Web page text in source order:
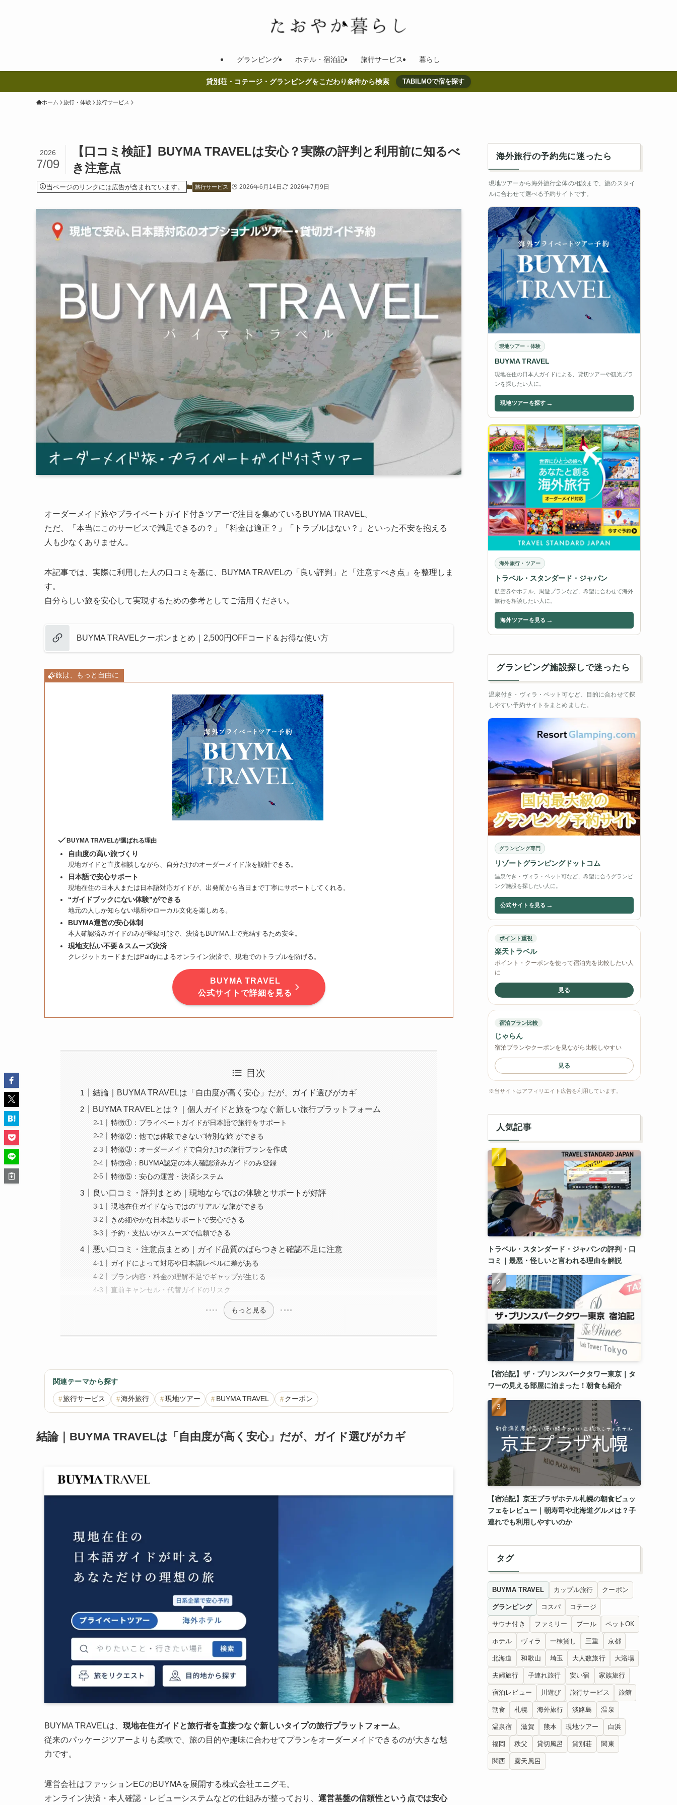
グランピング ホテル・宿泊記 旅行サービス 暮らし
貸別荘・コテージ・グランピングをこだわり条件から検索 TABILMOで宿を探す
ホーム 旅行・体験 旅行サービス
【口コミ検証】BUYMA TRAVELは安心？実際の評判と利用前に知るべ
き注意点
2026
7/09
当ページのリンクには広告が含まれています。 旅行サービス 2026年6月14日 2026年7月9日
オーダーメイド旅やプライベートガイド付きツアーで注目を集めているBUYMA TRAVEL。
ただ、「本当にこのサービスで満足できるの？」「料金は適正？」「トラブルはない？」といった不安を抱える
人も少なくありません。
本記事では、実際に利用した人の口コミを基に、BUYMA TRAVELの「良い評判」と「注意すべき点」を整理しま
す。
自分らしい旅を安心して実現するための参考としてご活用ください。
BUYMA TRAVELクーポンまとめ｜2,500円OFFコード＆お得な使い方
旅は、もっと自由に
BUYMA TRAVELが選ばれる理由
自由度の高い旅づくり
現地ガイドと直接相談しながら、自分だけのオーダーメイド旅を設計できる。
日本語で安心サポート
現地在住の日本人または日本語対応ガイドが、出発前から当日まで丁寧にサポートしてくれる。
“ガイドブックにない体験”ができる
地元の人しか知らない場所やローカル文化を楽しめる。
BUYMA運営の安心体制
本人確認済みガイドのみが登録可能で、決済もBUYMA上で完結するため安全。
現地支払い不要＆スムーズ決済
クレジットカードまたはPaidyによるオンライン決済で、現地でのトラブルを防げる。
BUYMA TRAVEL
公式サイトで詳細を見る
目次
結論｜BUYMA TRAVELは「自由度が高く安心」だが、ガイド選びがカギ
BUYMA TRAVELとは？｜個人ガイドと旅をつなぐ新しい旅行プラットフォーム
特徴①：プライベートガイドが日本語で旅行をサポート
特徴②：他では体験できない“特別な旅”ができる
特徴③：オーダーメイドで自分だけの旅行プランを作成
特徴④：BUYMA認定の本人確認済みガイドのみ登録
特徴⑤：安心の運営・決済システム
良い口コミ・評判まとめ｜現地ならではの体験とサポートが好評
現地在住ガイドならではの“リアル”な旅ができる
きめ細やかな日本語サポートで安心できる
予約・支払いがスムーズで信頼できる
悪い口コミ・注意点まとめ｜ガイド品質のばらつきと確認不足に注意
ガイドによって対応や日本語レベルに差がある
プラン内容・料金の理解不足でギャップが生じる
直前キャンセル・代替ガイドのリスク
もっと見る
関連テーマから探す
旅行サービス 海外旅行 現地ツアー BUYMA TRAVEL クーポン
結論｜BUYMA TRAVELは「自由度が高く安心」だが、ガイド選びがカギ
BUYMA TRAVELは、 現地在住ガイドと旅行者を直接つなぐ新しいタイプの旅行プラットフォーム。
従来のパッケージツアーよりも柔軟で、旅の目的や趣味に合わせてプランをオーダーメイドできるのが大きな魅
力です。
運営会社はファッションECのBUYMAを展開する株式会社エニグモ。
オンライン決済・本人確認・レビューシステムなどの仕組みが整っており、 運営基盤の信頼性という点では安心
海外旅行の予約先に迷ったら
現地ツアーから海外旅行全体の相談まで、旅のスタイ
ルに合わせて選べる予約サイトです。
現地ツアー・体験
BUYMA TRAVEL
現地在住の日本人ガイドによる、貸切ツアーや観光プラ
ンを探したい人に。
現地ツアーを探す →
海外旅行・ツアー
トラベル・スタンダード・ジャパン
航空券やホテル、周遊プランなど、希望に合わせて海外
旅行を相談したい人に。
海外ツアーを見る →
グランピング施設探しで迷ったら
温泉付き・ヴィラ・ペット可など、目的に合わせて探
しやすい予約サイトをまとめました。
グランピング専門
リゾートグランピングドットコム
温泉付き・ヴィラ・ペット可など、希望に合うグランピ
ング施設を探したい人に。
公式サイトを見る →
ポイント重視
楽天トラベル
ポイント・クーポンを使って宿泊先を比較したい人
に
見る
宿泊プラン比較
じゃらん
宿泊プランやクーポンを見ながら比較しやすい
見る
※当サイトはアフィリエイト広告を利用しています。
人気記事
トラベル・スタンダード・ジャパンの評判・口
コミ｜最悪・怪しいと言われる理由を解説
【宿泊記】ザ・プリンスパークタワー東京｜タ
ワーの見える部屋に泊まった！朝食も紹介
【宿泊記】京王プラザホテル札幌の朝食ビュッ
フェをレビュー｜朝寿司や北海道グルメは？子
連れでも利用しやすいのか
タグ
BUYMA TRAVEL カップル旅行 クーポン
グランピング コスパ コテージ
サウナ付き ファミリー プール ペットOK
ホテル ヴィラ 一棟貸し 三重 京都
北海道 和歌山 埼玉 大人数旅行 大浴場
夫婦旅行 子連れ旅行 安い宿 家族旅行
宿泊レビュー 川遊び 旅行サービス 旅館
朝食 札幌 海外旅行 淡路島 温泉
温泉宿 滋賀 熊本 現地ツアー 白浜
福岡 秩父 貸切風呂 貸別荘 関東
関西 露天風呂